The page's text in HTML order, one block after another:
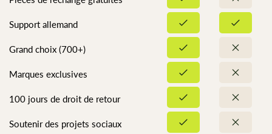
Support allemand
Grand choix (700+)
Marques exclusives
100 jours de droit de retour
Soutenir des projets sociaux